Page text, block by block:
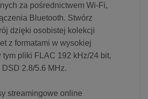
za pośrednictwem Wi-Fi,
Bluetooth. Stwórz
dzięki osobistej kolekcji
z formatami w wysokiej
tym pliki FLAC 192 kHz/24 bit,
2.8/5.6 MHz.
streamingowe online